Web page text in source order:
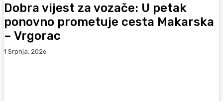
Dobra vijest za vozače: U petak
ponovno prometuje cesta Makarska
– Vrgorac
1 Srpnja, 2026